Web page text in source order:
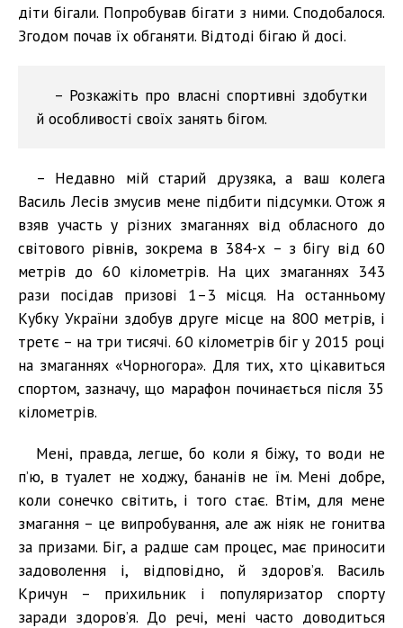
діти бігали. Попробував бігати з ними. Сподобалося.
Згодом почав їх обганяти. Відтоді бігаю й досі.
– Розкажіть про власні спортивні здобутки
й особливості своїх занять бігом.
– Недавно мій старий друзяка, а ваш колега
Василь Лесів змусив мене підбити підсумки. Отож я
взяв участь у різних змаганнях від обласного до
світового рівнів, зокрема в 384-х – з бігу від 60
метрів до 60 кілометрів. На цих змаганнях 343
рази посідав призові 1–3 місця. На останньому
Кубку України здобув друге місце на 800 метрів, і
третє – на три тисячі. 60 кілометрів біг у 2015 році
на змаганнях «Чорногора». Для тих, хто цікавиться
спортом, зазначу, що марафон починається після 35
кілометрів.
Мені, правда, легше, бо коли я біжу, то води не
п’ю, в туалет не ходжу, бананів не їм. Мені добре,
коли сонечко світить, і того стає. Втім, для мене
змагання – це випробування, але аж ніяк не гонитва
за призами. Біг, а радше сам процес, має приносити
задоволення і, відповідно, й здоров’я. Василь
Кричун – прихильник і популяризатор спорту
заради здоров’я. До речі, мені часто доводиться